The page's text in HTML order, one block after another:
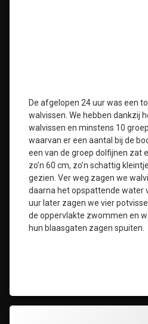
De afgelopen 24 uur was een
walvissen. We hebben dankzij
walvissen en minstens 10
waarvan er een aantal bij de
een van de groep dolfijnen zat
zo’n 60 cm, zo’n schattig
gezien. Ver weg zagen we
daarna het opspattende water
uur later zagen we vier
de oppervlakte zwommen en
hun blaasgaten zagen spuiten.